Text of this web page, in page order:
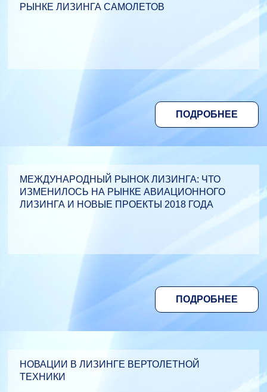
РЫНКЕ ЛИЗИНГА САМОЛЕТОВ
ПОДРОБНЕЕ
МЕЖДУНАРОДНЫЙ РЫНОК ЛИЗИНГА: ЧТО
ИЗМЕНИЛОСЬ НА РЫНКЕ АВИАЦИОННОГО
ЛИЗИНГА И НОВЫЕ ПРОЕКТЫ 2018 ГОДА
ПОДРОБНЕЕ
НОВАЦИИ В ЛИЗИНГЕ ВЕРТОЛЕТНОЙ
ТЕХНИКИ